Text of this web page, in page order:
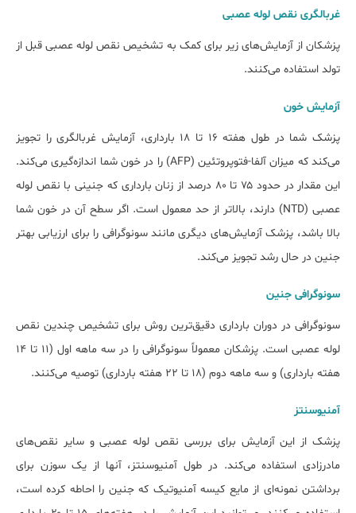
غربالگری نقص لوله عصبی
پزشکان از آزمایش‌های زیر برای کمک به تشخیص نقص لوله عصبی قبل از
تولد استفاده می‌کنند.
آزمایش خون
پزشک شما در طول هفته ۱۶ تا ۱۸ بارداری، آزمایش غربالگری را تجویز
می‌کند که میزان آلفا-فتوپروتئین (AFP) را در خون شما اندازه‌گیری می‌کند.
این مقدار در حدود ۷۵ تا ۸۰ درصد از زنان بارداری که جنینی با نقص لوله
عصبی (NTD) دارند، بالاتر از حد معمول است. اگر سطح آن در خون شما
بالا باشد، پزشک آزمایش‌های دیگری مانند سونوگرافی را برای ارزیابی بهتر
جنین در حال رشد تجویز می‌کند.
سونوگرافی جنین
سونوگرافی در دوران بارداری دقیق‌ترین روش برای تشخیص چندین نقص
لوله عصبی است. پزشکان معمولاً سونوگرافی را در سه ماهه اول (۱۱ تا ۱۴
هفته بارداری) و سه ماهه دوم (۱۸ تا ۲۲ هفته بارداری) توصیه می‌کنند.
آمنیوسنتز
پزشک از این آزمایش برای بررسی نقص لوله عصبی و سایر نقص‌های
مادرزادی استفاده می‌کند. در طول آمنیوسنتز، آنها از یک سوزن برای
برداشتن نمونه‌ای از مایع کیسه آمنیوتیک که جنین را احاطه کرده است،